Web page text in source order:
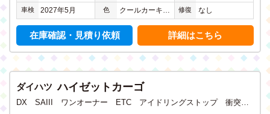
車検 2027年5月 色 クールカーキパールメタリック 修復 なし
在庫確認・見積り依頼 詳細はこちら
ダイハツ ハイゼットカーゴ